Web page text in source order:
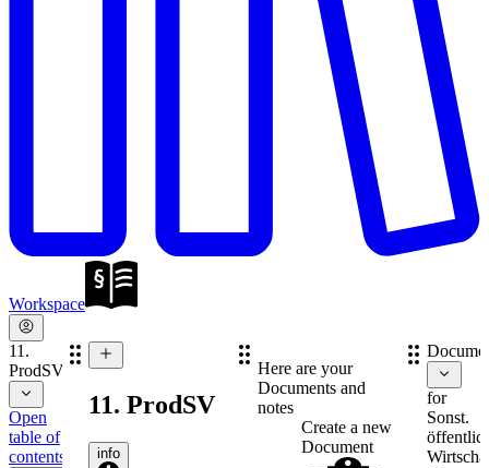
Workspace
11.
ProdSV
Open
table of
contents
11. ProdSV
info
Here are your
Documents and
notes
Create a new
Document
for
Sonst.